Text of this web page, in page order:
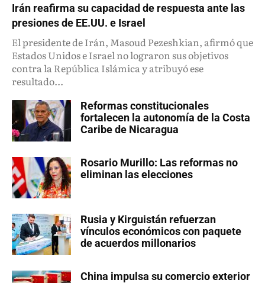
Irán reafirma su capacidad de respuesta ante las
presiones de EE.UU. e Israel
El presidente de Irán, Masoud Pezeshkian, afirmó que
Estados Unidos e Israel no lograron sus objetivos
contra la República Islámica y atribuyó ese
resultado...
Reformas constitucionales
fortalecen la autonomía de la Costa
Caribe de Nicaragua
Rosario Murillo: Las reformas no
eliminan las elecciones
Rusia y Kirguistán refuerzan
vínculos económicos con paquete
de acuerdos millonarios
China impulsa su comercio exterior